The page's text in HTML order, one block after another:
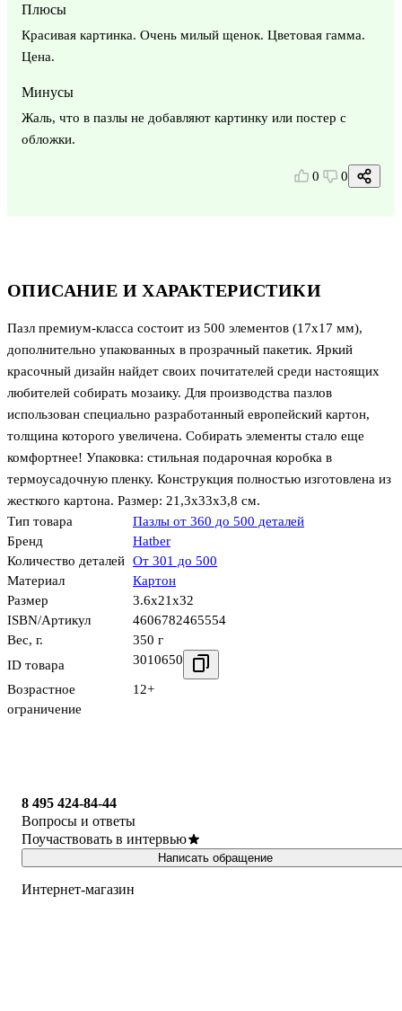
ОПИСАНИЕ И ХАРАКТЕРИСТИКИ
Пазл премиум-класса состоит из 500 элементов (17х17 мм),
дополнительно упакованных в прозрачный пакетик. Яркий
красочный дизайн найдет своих почитателей среди настоящих
любителей собирать мозаику. Для производства пазлов
использован специально разработанный европейский картон,
толщина которого увеличена. Собирать элементы стало еще
комфортнее! Упаковка: стильная подарочная коробка в
термоусадочную пленку. Конструкция полностью изготовлена из
жесткого картона. Размер: 21,3х33х3,8 см.
Тип товара
Пазлы от 360 до 500 деталей
Бренд
Hatber
Количество деталей От 301 до 500
Материал
Картон
Размер
3.6x21x32
ISBN/Артикул
4606782465554
Вес, г.
350 г
ID товара
3010650
Возрастное
ограничение
12+
Плюсы
Красивая картинка. Очень милый щенок. Цветовая гамма.
Цена.
Минусы
Жаль, что в пазлы не добавляют картинку или постер с
обложки.
0 0
8 495 424-84-44
Вопросы и ответы
Поучаствовать в интервью
Написать обращение
Интернет-магазин